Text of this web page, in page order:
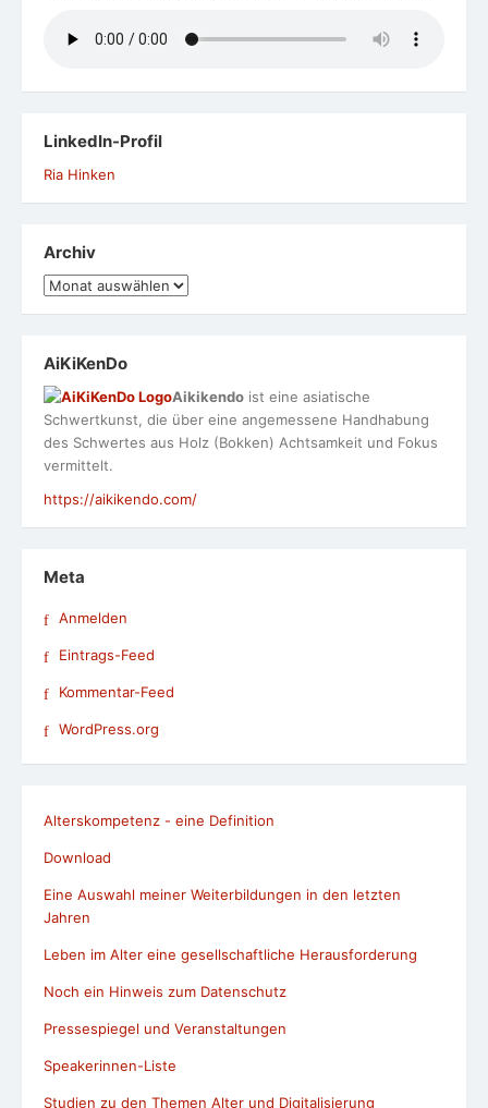
LinkedIn-Profil
Ria Hinken
Archiv
Archiv
AiKiKenDo
Aikikendo ist eine asiatische
Schwertkunst, die über eine angemessene Handhabung
des Schwertes aus Holz (Bokken) Achtsamkeit und Fokus
vermittelt.
https://aikikendo.com/
Meta
Anmelden
Eintrags-Feed
Kommentar-Feed
WordPress.org
Alterskompetenz - eine Definition
Download
Eine Auswahl meiner Weiterbildungen in den letzten
Jahren
Leben im Alter eine gesellschaftliche Herausforderung
Noch ein Hinweis zum Datenschutz
Pressespiegel und Veranstaltungen
Speakerinnen-Liste
Studien zu den Themen Alter und Digitalisierung